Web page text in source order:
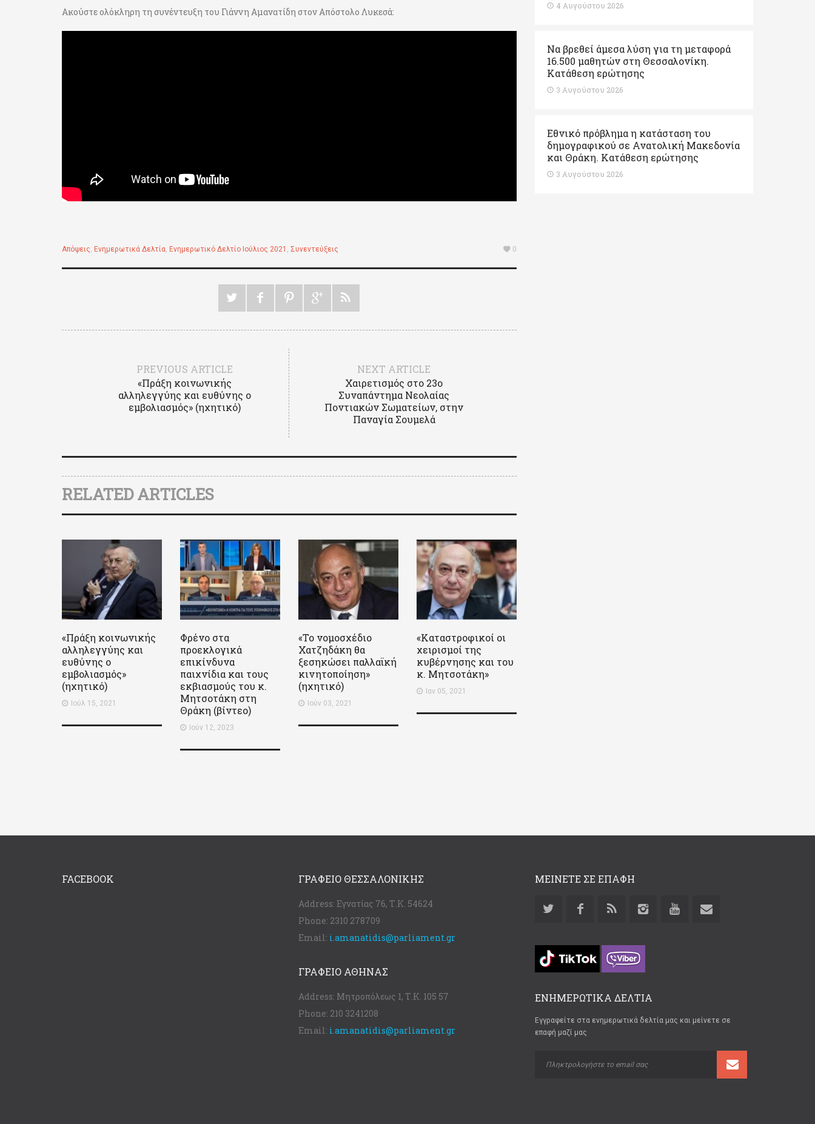
Ακούστε ολόκληρη τη συνέντευξη του Γιάννη Αμανατίδη στον Απόστολο Λυκεσά:
Απόψεις, Ενημερωτικά Δελτία, Ενημερωτικό Δελτίο Ιούλιος 2021 , Συνεντεύξεις 0
PREVIOUS ARTICLE
«Πράξη κοινωνικής
αλληλεγγύης και ευθύνης ο
εμβολιασμός» (ηχητικό)
NEXT ARTICLE
Χαιρετισμός στο 23ο
Συναπάντημα Νεολαίας
Ποντιακών Σωματείων, στην
Παναγία Σουμελά
RELATED ARTICLES
«Πράξη κοινωνικής
αλληλεγγύης και
ευθύνης ο
εμβολιασμός»
(ηχητικό)
Ιούλ 15, 2021
Φρένο στα
προεκλογικά
επικίνδυνα
παιχνίδια και τους
εκβιασμούς του κ.
Μητσοτάκη στη
Θράκη (βίντεο)
Ιούν 12, 2023
«Το νομοσχέδιο
Χατζηδάκη θα
ξεσηκώσει παλλαϊκή
κινητοποίηση»
(ηχητικό)
Ιούν 03, 2021
«Καταστροφικοί οι
χειρισμοί της
κυβέρνησης και του
κ. Μητσοτάκη»
Ιαν 05, 2021
4 Αυγούστου 2026
Να βρεθεί άμεσα λύση για τη μεταφορά
16.500 μαθητών στη Θεσσαλονίκη.
Κατάθεση ερώτησης
3 Αυγούστου 2026
Εθνικό πρόβλημα η κατάσταση του
δημογραφικού σε Ανατολική Μακεδονία
και Θράκη. Κατάθεση ερώτησης
3 Αυγούστου 2026
FACEBOOK ΓΡΑΦΕΊΟ ΘΕΣΣΑΛΟΝΊΚΗΣ
Address: Εγνατίας 76, Τ.Κ. 54624
Phone: 2310 278709
Email: i.amanatidis@parliament.gr
ΓΡΑΦΕΊΟ ΑΘΉΝΑΣ
Address: Μητροπόλεως 1, Τ.Κ. 105 57
Phone: 210 3241208
Email: i.amanatidis@parliament.gr
ΜΕΙΝΕΤΕ ΣΕ ΕΠΑΦΗ
ΕΝΗΜΕΡΩΤΙΚΑ ΔΕΛΤΙΑ
Εγγραφείτε στα ενημερωτικά δελτία μας και μείνετε σε
επαφή μαζί μας